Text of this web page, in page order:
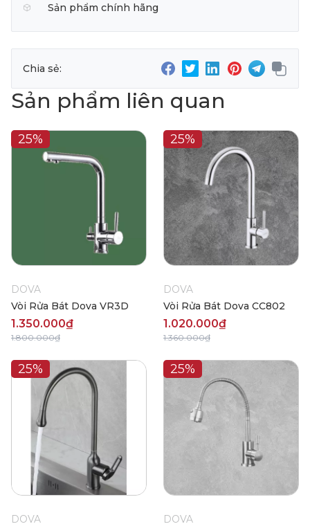
Sản phẩm chính hãng
Chia sẻ:
Sản phẩm liên quan
25%
DOVA
Vòi Rửa Bát Dova VR3D
1.350.000₫
1.800.000₫
25%
DOVA
Vòi Rửa Bát Dova CC802
1.020.000₫
1.360.000₫
25%
DOVA
25%
DOVA